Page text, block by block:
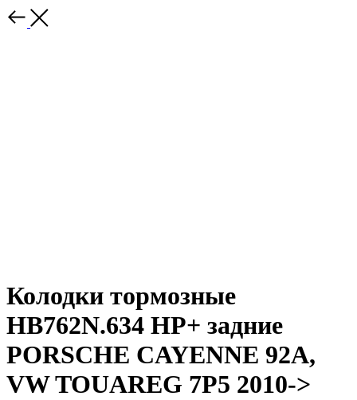
Колодки тормозные
HB762N.634 HP+ задние
PORSCHE CAYENNE 92A,
VW TOUAREG 7P5 2010->